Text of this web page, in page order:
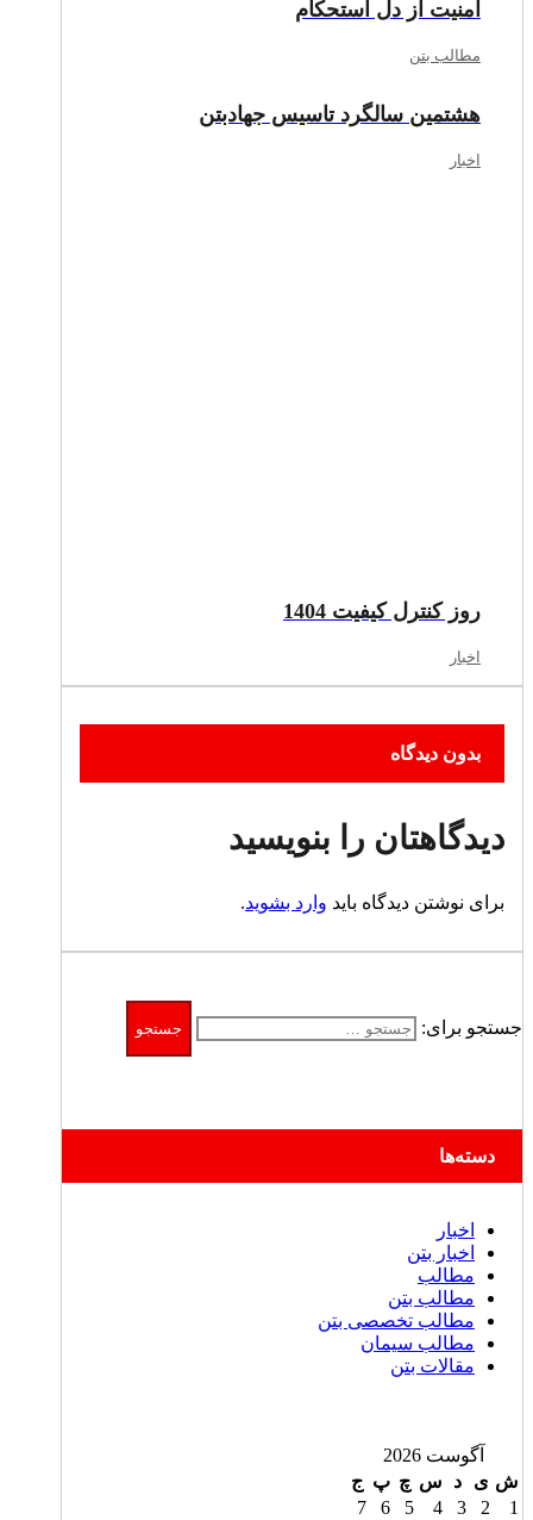
امنیت از دل استحکام
مطالب بتن
هشتمین سالگرد تاسیس جهادبتن
اخبار
روز کنترل کیفیت 1404
اخبار
بدون دیدگاه
دیدگاهتان را بنویسید
برای نوشتن دیدگاه باید وارد بشوید.
جستجو برای:
دسته‌ها
اخبار
اخبار بتن
مطالب
مطالب بتن
مطالب تخصصی بتن
مطالب سیمان
مقالات بتن
آگوست 2026
ش ی د س چ پ ج
1
2
3
4
5
6
7